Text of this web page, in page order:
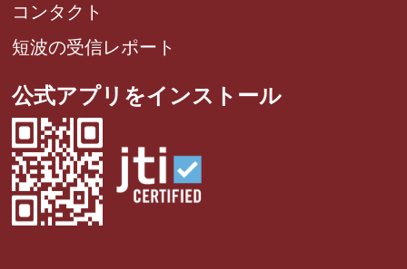
コンタクト
短波の受信レポート
公式アプリをインストール